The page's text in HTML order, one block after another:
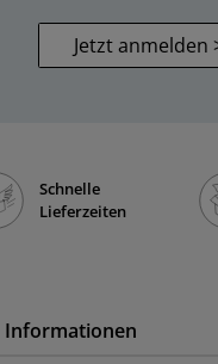
Jetzt anmelden
Schnelle
Lieferzeiten
Informationen